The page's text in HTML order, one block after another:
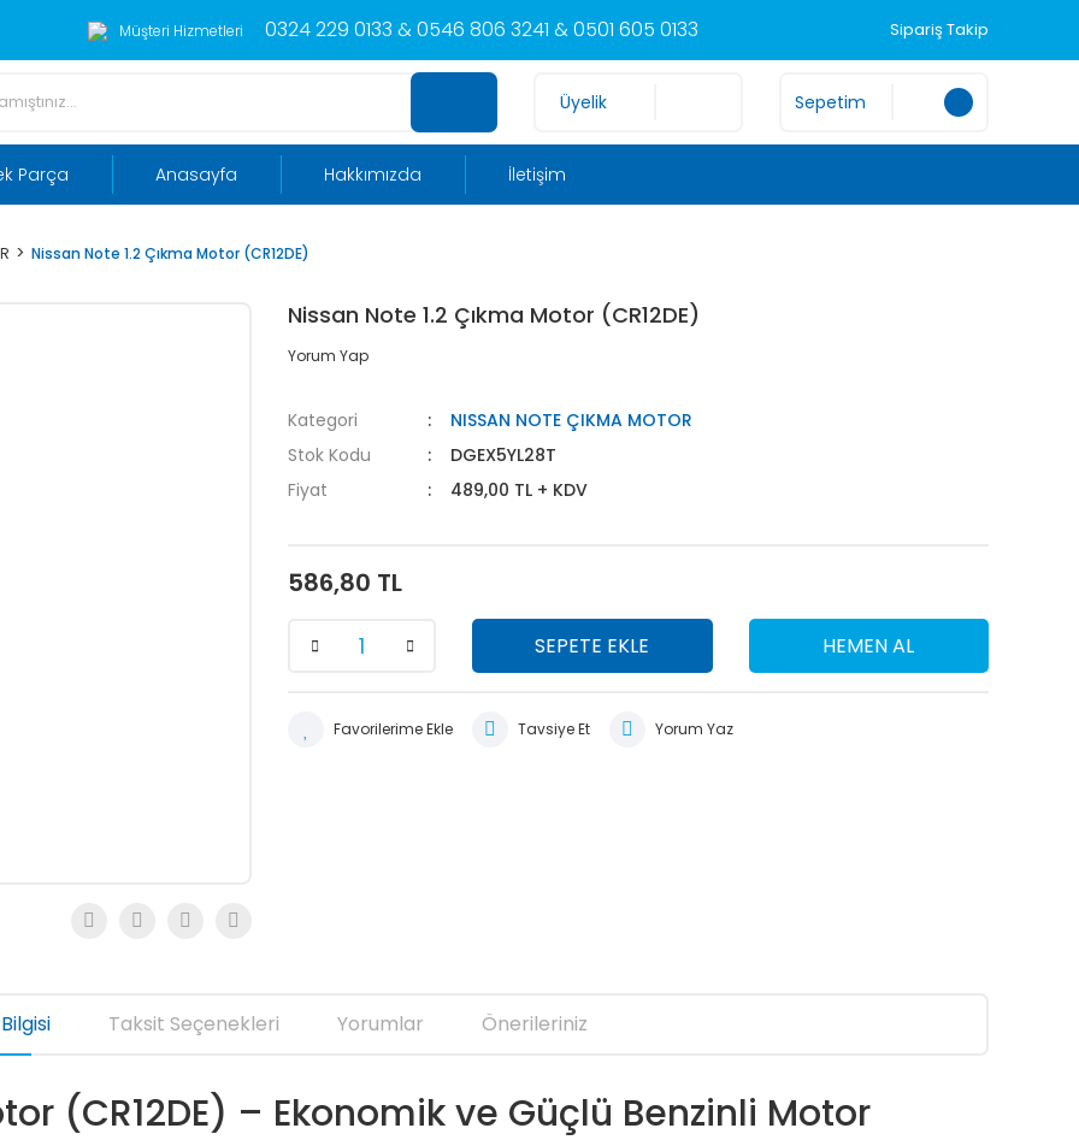
Müşteri Hizmetleri 0324 229 0133 & 0546 806 3241 & 0501 605 0133 Sipariş Takip
Üyelik Sepetim
Parça Anasayfa Hakkımızda İletişim
Nissan Note 1.2 Çıkma Motor (CR12DE)
Nissan Note 1.2 Çıkma Motor (CR12DE)
Yorum Yap
Kategori
NISSAN NOTE ÇIKMA MOTOR
Stok Kodu
DGEX5YL28T
Fiyat
489,00 TL + KDV
586,80 TL
SEPETE EKLE HEMEN AL
Tavsiye Et Yorum Yaz
Taksit Seçenekleri Yorumlar Önerileriniz
(CR12DE) – Ekonomik ve Güçlü Benzinli Motor